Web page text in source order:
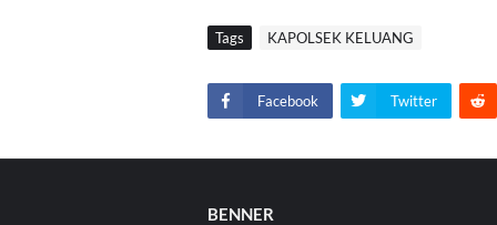
Tags KAPOLSEK KELUANG
Facebook Twitter
BENNER